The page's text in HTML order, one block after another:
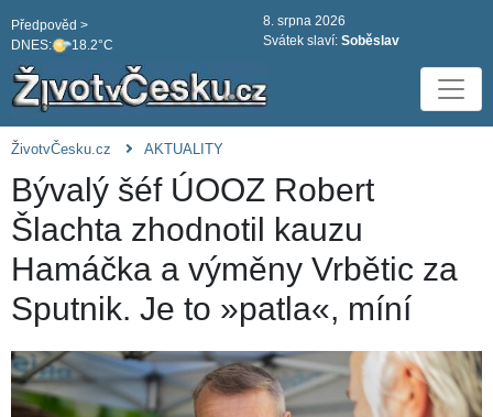
DNES: 18.2°C
Předpověd >
8. srpna 2026
Svátek slaví: Soběslav
ŽivotvČesku.cz AKTUALITY
Bývalý šéf ÚOOZ Robert
Šlachta zhodnotil kauzu
Hamáčka a výměny Vrbětic za
Sputnik. Je to »patla«, míní